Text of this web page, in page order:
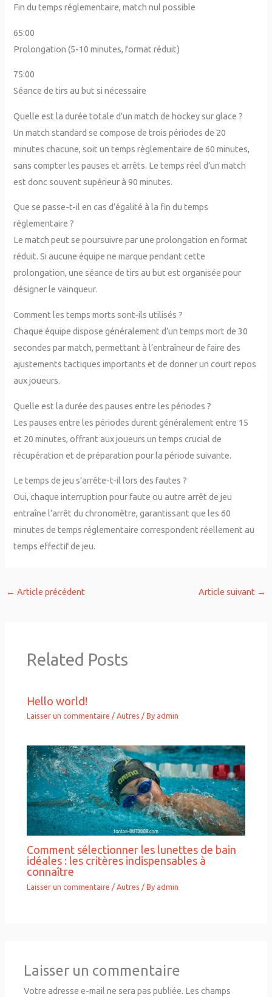
Fin du temps réglementaire, match nul possible
65:00
Prolongation (5-10 minutes, format réduit)
75:00
Séance de tirs au but si nécessaire
Quelle est la durée totale d’un match de hockey sur glace ?
Un match standard se compose de trois périodes de 20
minutes chacune, soit un temps règlementaire de 60 minutes,
sans compter les pauses et arrêts. Le temps réel d’un match
est donc souvent supérieur à 90 minutes.
Que se passe-t-il en cas d’égalité à la fin du temps
réglementaire ?
Le match peut se poursuivre par une prolongation en format
réduit. Si aucune équipe ne marque pendant cette
prolongation, une séance de tirs au but est organisée pour
désigner le vainqueur.
Comment les temps morts sont-ils utilisés ?
Chaque équipe dispose généralement d’un temps mort de 30
secondes par match, permettant à l’entraîneur de faire des
ajustements tactiques importants et de donner un court repos
aux joueurs.
Quelle est la durée des pauses entre les périodes ?
Les pauses entre les périodes durent généralement entre 15
et 20 minutes, offrant aux joueurs un temps crucial de
récupération et de préparation pour la période suivante.
Le temps de jeu s’arrête-t-il lors des fautes ?
Oui, chaque interruption pour faute ou autre arrêt de jeu
entraîne l’arrêt du chronomètre, garantissant que les 60
minutes de temps réglementaire correspondent réellement au
temps effectif de jeu.
← Article précédent Article suivant →
Related Posts
Hello world!
Laisser un commentaire /Autres / By admin
Comment sélectionner les lunettes de bain
idéales : les critères indispensables à
connaître
Laisser un commentaire / Autres / By admin
Laisser un commentaire
Votre adresse e-mail ne sera pas publiée. Les champs